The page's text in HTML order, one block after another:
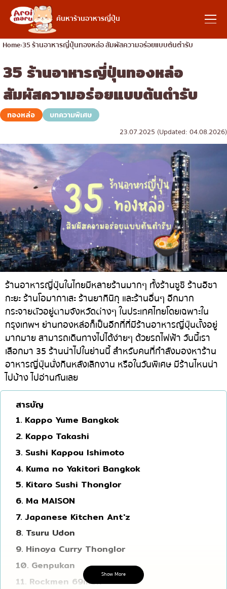
ค้นหาร้านอาหารญี่ปุ่น
อาหารญี่ปุ่น
ค้นหาร้านอาหาร
ค้นหาตามประเภทอาหาร
ราเมง
อิซากายะ
ปิ้งย่างญี่ปุ่น/ยากินิกุ
คัตสึด้ง/ทงคัตสึ
ชาบูชาบู/สุกี้ยากี้
แกงกะหรี่ญี่ปุ่น
ไก่ย่างเสียบไม้สไตล์ญี่ปุ่น
โซบะ/อุด้ง
ขนมหวานญี่ปุ่น
เทมปุระ
โอมากาเสะ
ร้านอาหารญี่ปุ่นระดับพรีเมียม
ซาชิมิ/อาหารทะเล
อาหารตะวันตกสไตล์ญี่ปุ่น
ปลาไหลย่าง
ข้าวปั้นญี่ปุ่น
ปู
โอโคโนมิยากิ/เทปปันยากิ
ด้ง (ข้าวหน้าต่างๆ)
บุฟเฟต์
มิชลิน
สเต็ก
ของทอดเสียบไม้
หม้อไฟญี่ปุ่น
ค้นหาตามพื้นที่
เจริญกรุง
ธนบุรี
สยาม
ทองหล่อ
เอกมัย
พร้อมพงษ์
อโศก
อารีย์
สีลม
สาทร
อ่อนนุช
พระราม 9
พระโขนง
เพลินจิต
ชิดลม
บางนา
นานา
อุดมสุข
ศรีราชา
ไอคอนสยาม
เซ็นทรัลเวิลด์
นนทบุรี
คอลัมน์ความรู้
บทความพิเศษ
บทความที่KOLแนะนำ
Home 35 ร้านอาหารญี่ปุ่นทองหล่อ สัมผัสความอร่อยแบบต้นตำรับ
35 ร้านอาหารญี่ปุ่นทองหล่อ
สัมผัสความอร่อยแบบต้นตำรับ
ทองหล่อ
บทความพิเศษ
23.07.2025 (Updated: 04.08.2026)
ร้านอาหารญี่ปุ่นในไทยมีหลายร้านมากๆ ทั้งร้านซูชิ ร้านอิซา
กะยะ ร้านโอมากาเสะ ร้านยากินิกุ และร้านอื่นๆ อีกมาก
กระจายตัวอยู่ตามจังหวัดต่างๆ ในประเทศไทยโดยเฉพาะใน
กรุงเทพฯ ย่านทองหล่อก็เป็นอีกที่ที่มีร้านอาหารญี่ปุ่นตั้งอยู่
มากมาย สามารถเดินทางไปได้ง่ายๆ ด้วยรถไฟฟ้า วันนี้เรา
เลือกมา 35 ร้านน่าไปในย่านนี้ สำหรับคนที่กำลังมองหาร้าน
อาหารญี่ปุ่นนั่งกินหลังเลิกงาน หรือในวันพิเศษ มีร้านไหนน่า
ไปบ้าง ไปอ่านกันเลย
สารบัญ
1. Kappo Yume Bangkok
2. Kappo Takashi
3. Sushi Kappou Ishimoto
4. Kuma no Yakitori Bangkok
5. Kitaro Sushi Thonglor
6. Ma MAISON
7. Japanese Kitchen Ant'z
8. Tsuru Udon
9. Hinoya Curry Thonglor
10. Genpukan
11. Rockmen 69men
Show More